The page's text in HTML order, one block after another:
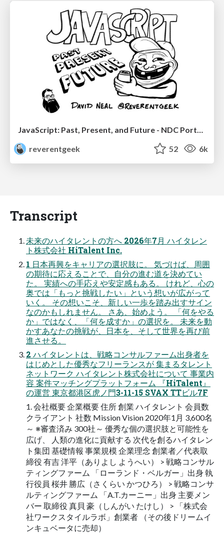
reverentgeek
52 6k
Transcript
未来のハイタレントの方へ 2026年7月 ハイタレン
ト株式会社 HiTalent Inc.
1 日本再興をキャリアの選択肢に。 気づけば、周囲
の期待に応えることで、自分の進む道を決めてい
た。 実績への手応えや安定感もある。 けれど、心の
奥では「もっと挑戦したい」という想いが広がって
いく。 その想いこそ、新しい一歩を踏み出すサイン
なのかもしれません。 さあ、始めよう。 「何をやる
か」ではなく、「何を成すか」の選択を。 未来を動
かすあなたの挑戦が、日本を、そして世界を再び前
進させる。
2 ハイタレントは、戦略コンサルファーム出身者を
はじめとした優秀なフリーランスが 集まるタレント
ネットワーク ハイタレント株式会社について 事業内
容 案件マッチングプラットフォーム 『HiTalent』
の運営 東京都港区虎ノ門3-11-15 SVAX TTビル7F
1. 会社概要 企業概要 住所 創業 ハイタレント 会員数
クライアント 社数 Mission Vision 2020年1月 3,600名
～ ※審査済み 300社～ 優秀な個の選択肢と可能性を
広げ、 人類の進化に貢献する 次代を創るハイタレン
ト集団 基礎情報 事業規模 企業理念 創業者／代表取
締役 有吉 洋平（ありよし ようへい） > 戦略コンサル
ティングファーム 「ローランド・ベルガー」出身 執
行役員 桜井 勝広（さくらい かつひろ） > 戦略コンサ
ルティングファーム 「A.T.カーニー」出身 主要メン
バー 取締役 真貝 豪（しんがい たけし） > 「株式会
社ワークスタイルラボ」創業者 （その後ドリームイ
ンキュベータに売却）